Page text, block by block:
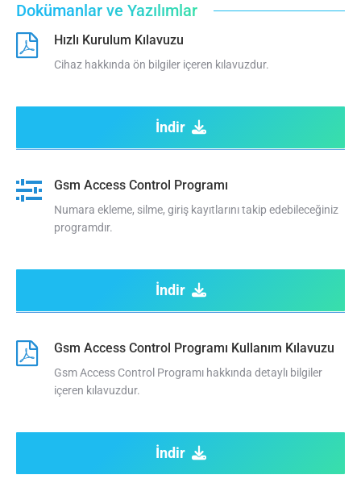
Dokümanlar ve Yazılımlar
Hızlı Kurulum Kılavuzu
Cihaz hakkında ön bilgiler içeren kılavuzdur.
İndir
Gsm Access Control Programı
Numara ekleme, silme, giriş kayıtlarını takip edebileceğiniz
programdır.
İndir
Gsm Access Control Programı Kullanım Kılavuzu
Gsm Access Control Programı hakkında detaylı bilgiler
içeren kılavuzdur.
İndir